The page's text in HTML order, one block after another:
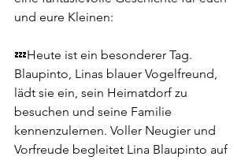
und eure Kleinen:
💤Heute ist ein besonderer Tag.
Blaupinto, Linas blauer Vogelfreund,
lädt sie ein, sein Heimatdorf zu
besuchen und seine Familie
kennenzulernen. Voller Neugier und
Vorfreude begleitet Lina Blaupinto auf